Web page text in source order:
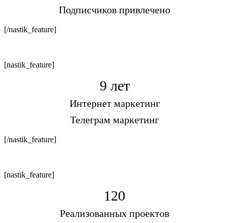
Подписчиков привлечено
[/nastik_feature]
[nastik_feature]
9 лет
Интернет маркетинг
Телеграм маркетинг
[/nastik_feature]
[nastik_feature]
120
Реализованных проектов